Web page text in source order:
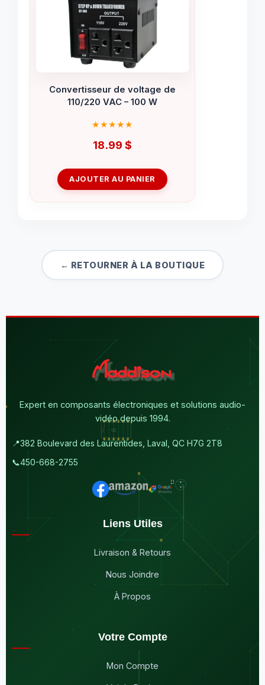
Convertisseur de voltage de
110/220 VAC – 100 W
18.99 $
AJOUTER AU PANIER
← RETOURNER À LA BOUTIQUE
Expert en composants électroniques et solutions audio-
vidéo depuis 1994.
📍382 Boulevard des Laurentides, Laval, QC H7G 2T8
📞450-668-2755
Liens Utiles
Livraison & Retours
Nous Joindre
À Propos
Votre Compte
Mon Compte